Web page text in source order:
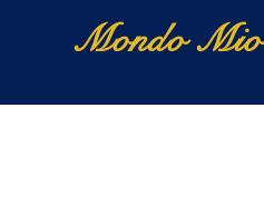
Mondo Mio